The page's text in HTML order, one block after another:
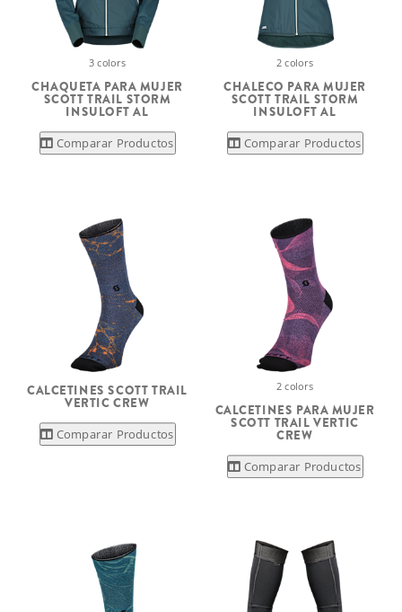
3 colors
CHAQUETA PARA MUJER
SCOTT TRAIL STORM
INSULOFT AL
Comparar Productos
2 colors
CHALECO PARA MUJER
SCOTT TRAIL STORM
INSULOFT AL
Comparar Productos
CALCETINES SCOTT TRAIL
VERTIC CREW
Comparar Productos
2 colors
CALCETINES PARA MUJER
SCOTT TRAIL VERTIC
CREW
Comparar Productos